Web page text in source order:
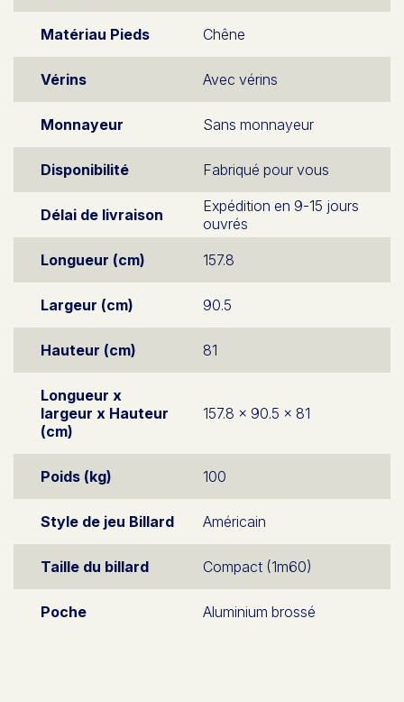
Matériau Pieds Chêne
Vérins Avec vérins
Monnayeur Sans monnayeur
Disponibilité Fabriqué pour vous
Délai de livraison
Expédition en 9-15 jours
ouvrés
Longueur (cm)
157.8
Largeur (cm) 90.5
Hauteur (cm) 81
Longueur x
largeur x Hauteur
(cm)
157.8 x 90.5 x 81
Poids (kg) 100
Style de jeu Billard Américain
Taille du billard Compact (1m60)
Poche Aluminium brossé